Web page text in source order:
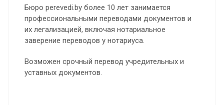
Бюро perevedi.by более 10 лет занимается
профессиональными переводами документов и
их легализацией, включая нотариальное
заверение переводов у нотариуса.
Возможен срочный перевод учредительных и
уставных документов.